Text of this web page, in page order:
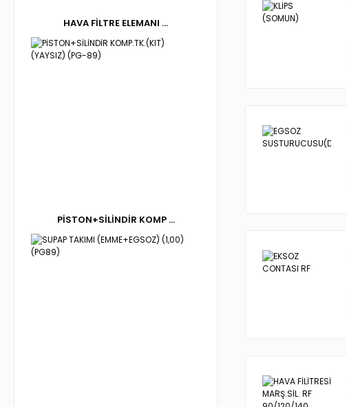
HAVA FİLTRE ELEMANI ...
PİSTON+SİLİNDİR KOMP ...